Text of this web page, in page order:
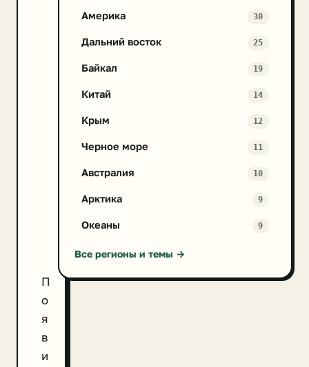
П
о
я
в
и
Америка 30
Дальний восток 25
Байкал 19
Китай 14
Крым 12
Черное море 11
Австралия 10
Арктика 9
Океаны 9
Все регионы и темы →